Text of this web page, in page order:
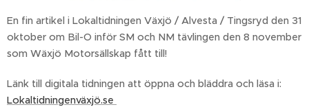
En fin artikel i Lokaltidningen Växjö / Alvesta / Tingsryd den 31
oktober om Bil-O inför SM och NM tävlingen den 8 november
som Wäxjö Motorsällskap fått till!
Länk till digitala tidningen att öppna och bläddra och läsa i:
Lokaltidningenväxjö.se